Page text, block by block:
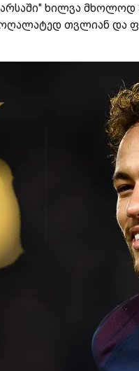
ხილვა მხოლოდ
თვლიან და